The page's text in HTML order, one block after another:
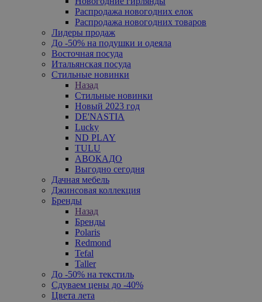
Распродажа новогодних елок
Распродажа новогодних товаров
Лидеры продаж
До -50% на подушки и одеяла
Восточная посуда
Итальянская посуда
Стильные новинки
Назад
Стильные новинки
Новый 2023 год
DE'NASTIA
Lucky
ND PLAY
TULU
АВОКАДО
Выгодно сегодня
Дачная мебель
Джинсовая коллекция
Бренды
Назад
Бренды
Polaris
Redmond
Tefal
Taller
До -50% на текстиль
Сдуваем цены до -40%
Цвета лета